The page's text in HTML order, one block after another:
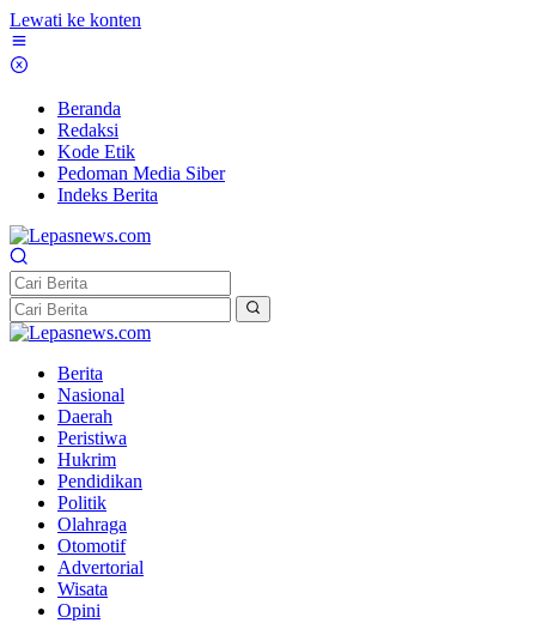
Lewati ke konten
Beranda
Redaksi
Kode Etik
Pedoman Media Siber
Indeks Berita
Berita
Nasional
Daerah
Peristiwa
Hukrim
Pendidikan
Politik
Olahraga
Otomotif
Advertorial
Wisata
Opini